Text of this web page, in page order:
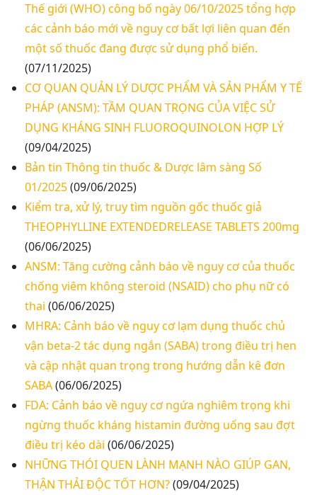
Thế giới (WHO) công bố ngày 06/10/2025 tổng hợp
các cảnh báo mới về nguy cơ bất lợi liên quan đến
một số thuốc đang được sử dụng phổ biến.
(07/11/2025)
CƠ QUAN QUẢN LÝ DƯỢC PHẨM VÀ SẢN PHẨM Y TẾ
PHÁP (ANSM): TẦM QUAN TRỌNG CỦA VIỆC SỬ
DỤNG KHÁNG SINH FLUOROQUINOLON HỢP LÝ
(09/04/2025)
Bản tin Thông tin thuốc & Dược lâm sàng Số
01/2025(09/06/2025)
Kiểm tra, xử lý, truy tìm nguồn gốc thuốc giả
THEOPHYLLINE EXTENDEDRELEASE TABLETS 200mg
(06/06/2025)
ANSM: Tăng cường cảnh báo về nguy cơ của thuốc
chống viêm không steroid (NSAID) cho phụ nữ có
thai (06/06/2025)
MHRA: Cảnh báo về nguy cơ lạm dụng thuốc chủ
vận beta-2 tác dụng ngắn (SABA) trong điều trị hen
và cập nhật quan trọng trong hướng dẫn kê đơn
SABA(06/06/2025)
FDA: Cảnh báo về nguy cơ ngứa nghiêm trọng khi
ngừng thuốc kháng histamin đường uống sau đợt
điều trị kéo dài (06/06/2025)
NHỮNG THÓI QUEN LÀNH MẠNH NÀO GIÚP GAN,
THẬN THẢI ĐỘC TỐT HƠN?(09/04/2025)
Thư mời báo giá về Màn hình led phòng họp
Thư mời báo giá về việc vệ sinh máy lạnh các
khoa/phòng trong bệnh viện
Thư mời báo giá về việc khảo sát hiện trạng và
báo giá thi công mái che từ Khoa Dược đến Bếp
ăn từ thiện của Bệnh viện
Thư mời báo giá về việc mời báo giá thiết bị
Thư mời báo giá về việc sửa chữa nhà bảo vệ và